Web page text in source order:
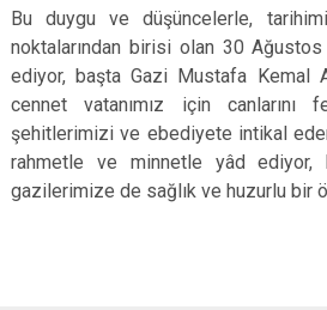
Bu duygu ve düşüncelerle,
noktalarından birisi olan 30 Ağustos
ediyor, başta Gazi Mustafa Kemal
cennet vatanımız için
şehitlerimizi ve ebediyete intikal
rahmetle ve minnetle yâd ediyor,
gazilerimize de sağlık ve huzurlu bir